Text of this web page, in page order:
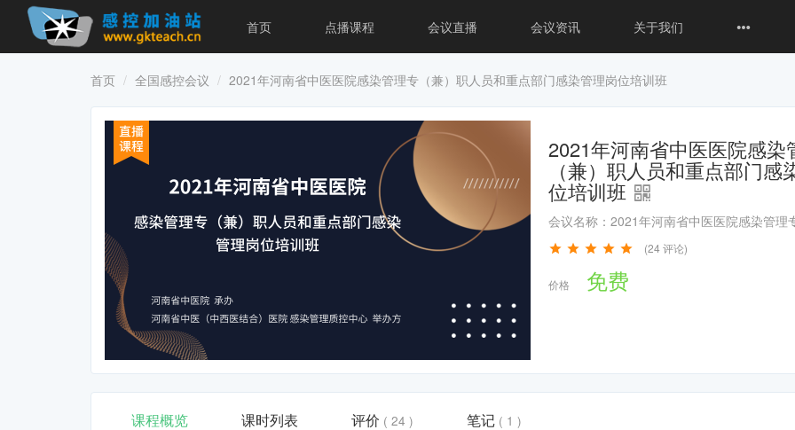
首页 点播课程 会议直播 会议资讯 关于我们
首页 全国感控会议 2021年河南省中医医院感染管理专（兼）职人员和重点部门感染管理岗位培训班
2021年河南省中医医院感染
（兼）职人员和重点部门感
位培训班
(24 评论)
价格 免费
课程概览 课时列表 评价 ( 24 ) 笔记 ( 1 )